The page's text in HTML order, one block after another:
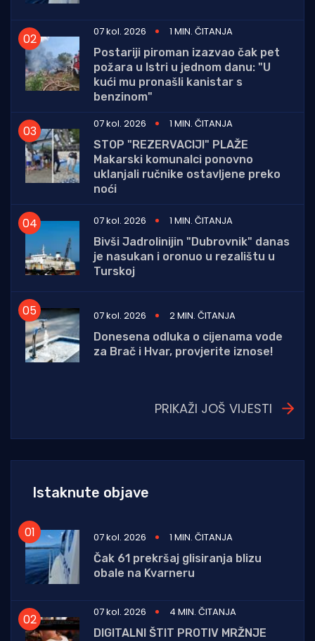
07 kol. 2026
1 MIN. ČITANJA
Postariji piroman izazvao čak pet
požara u Istri u jednom danu: "U
kući mu pronašli kanistar s
benzinom"
07 kol. 2026
1 MIN. ČITANJA
STOP "REZERVACIJI" PLAŽE
Makarski komunalci ponovno
uklanjali ručnike ostavljene preko
noći
07 kol. 2026
1 MIN. ČITANJA
Bivši Jadrolinijin "Dubrovnik" danas
je nasukan i oronuo u rezalištu u
Turskoj
07 kol. 2026
2 MIN. ČITANJA
Donesena odluka o cijenama vode
za Brač i Hvar, provjerite iznose!
PRIKAŽI JOŠ VIJESTI
Istaknute objave
07 kol. 2026
1 MIN. ČITANJA
Čak 61 prekršaj glisiranja blizu
obale na Kvarneru
07 kol. 2026
4 MIN. ČITANJA
DIGITALNI ŠTIT PROTIV MRŽNJE